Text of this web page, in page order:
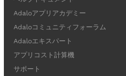
Adaloアプリアカデミー
Adaloコミュニティフォーラム
Adaloエキスパート
アプリコスト計算機
サポート